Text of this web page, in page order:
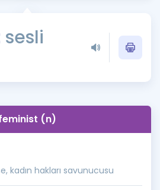
sesli
(n)
kadın hakları savunucusu